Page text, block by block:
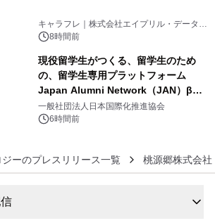
キャラフレ｜株式会社エイプリル・データ・
デザインズ
8時間前
現役留学生がつくる、留学生のため
の、留学生専用プラットフォーム
Japan Alumni Network（JAN）β版
をリリース
一般社団法人日本国際化推進協会
6時間前
ジーのプレスリリース一覧 桃源郷株式会社